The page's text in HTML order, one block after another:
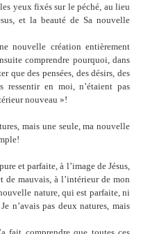
yeux fixés sur le péché, au lieu
et la beauté de Sa nouvelle
nouvelle création entièrement
comprendre pourquoi, dans
que des pensées, des désirs, des
ressentir en moi, n’étaient pas
nouveau »!
mais une seule, ma nouvelle
et parfaite, à l’image de Jésus,
de mauvais, à l’intérieur de mon
nature, qui est parfaite, ni
n’avais pas deux natures, mais